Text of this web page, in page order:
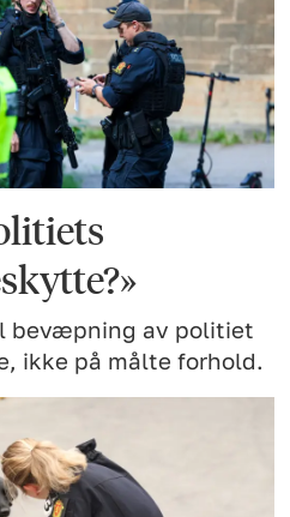
bevæpning av politiet
ikke på målte forhold.